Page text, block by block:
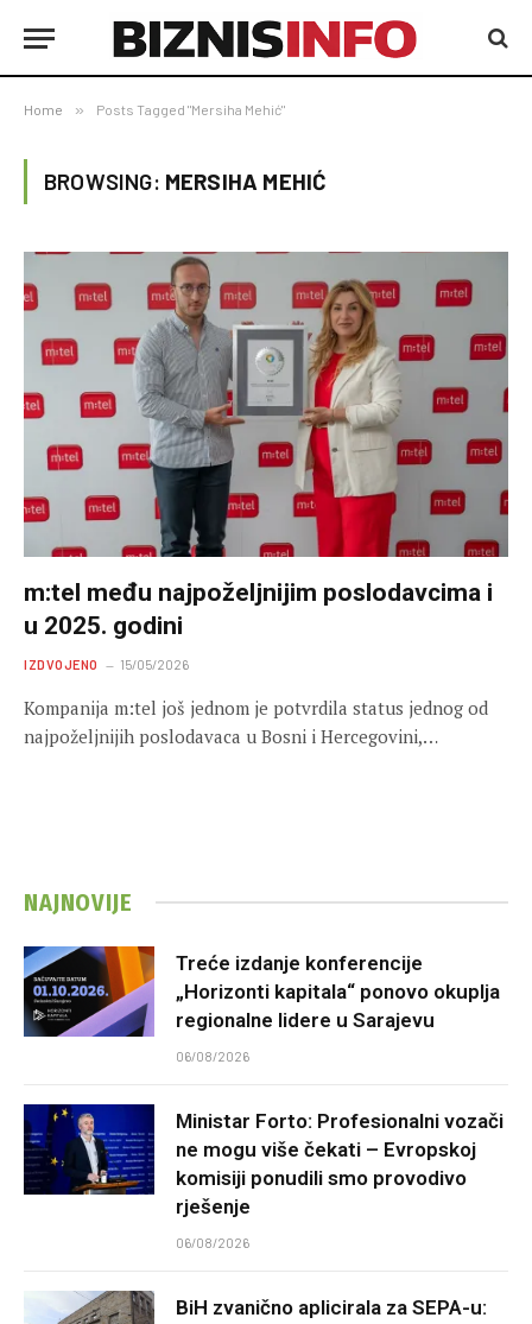
Home » Posts Tagged "Mersiha Mehić"
BROWSING: MERSIHA MEHIĆ
m:tel među najpoželjnijim poslodavcima i
u 2025. godini
IZDVOJENO 15/05/2026
Kompanija m:tel još jednom je potvrdila status jednog od
najpoželjnijih poslodavaca u Bosni i Hercegovini,…
NAJNOVIJE
Treće izdanje konferencije
„Horizonti kapitala“ ponovo okuplja
regionalne lidere u Sarajevu
06/08/2026
Ministar Forto: Profesionalni vozači
ne mogu više čekati – Evropskoj
komisiji ponudili smo provodivo
rješenje
06/08/2026
BiH zvanično aplicirala za SEPA-u: